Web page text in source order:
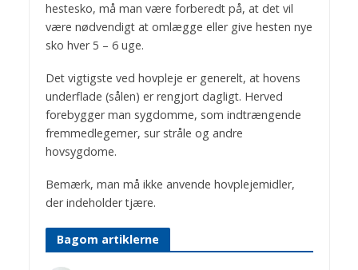
hestesko, må man være forberedt på, at det vil
være nødvendigt at omlægge eller give hesten nye
sko hver 5 – 6 uge.
Det vigtigste ved hovpleje er generelt, at hovens
underflade (sålen) er rengjort dagligt. Herved
forebygger man sygdomme, som indtrængende
fremmedlegemer, sur stråle og andre
hovsygdome.
Bemærk, man må ikke anvende hovplejemidler,
der indeholder tjære.
Bagom artiklerne